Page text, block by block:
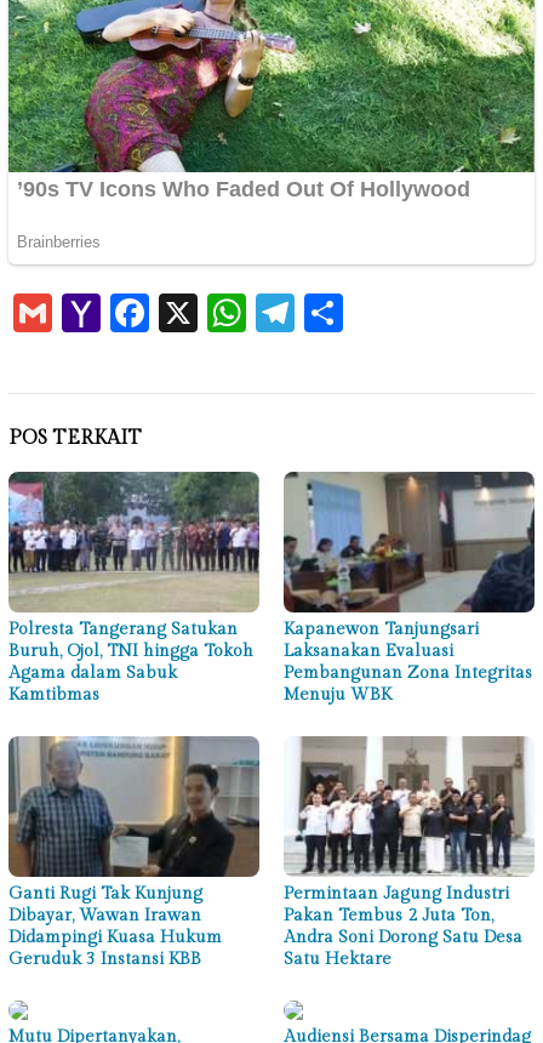
GmailYahooFacebook
X WhatsApp
Telegram
POS TERKAIT
Polresta Tangerang Satukan
Buruh, Ojol, TNI hingga Tokoh
Agama dalam Sabuk
Kamtibmas
Kapanewon Tanjungsari
Laksanakan Evaluasi
Pembangunan Zona Integritas
Menuju WBK
Ganti Rugi Tak Kunjung
Dibayar, Wawan Irawan
Didampingi Kuasa Hukum
Geruduk 3 Instansi KBB
Permintaan Jagung Industri
Pakan Tembus 2 Juta Ton,
Andra Soni Dorong Satu Desa
Satu Hektare
Mutu Dipertanyakan, Audiensi Bersama Disperindag